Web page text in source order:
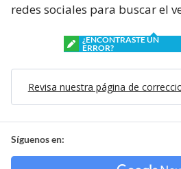
redes sociales para buscar el
¿ENCONTRASTE UN
ERROR?
Revisa nuestra página de
Síguenos en: